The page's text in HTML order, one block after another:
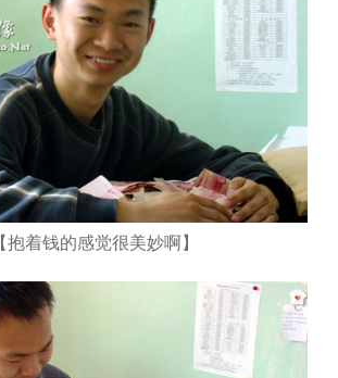
【抱着钱的感觉很美妙啊】